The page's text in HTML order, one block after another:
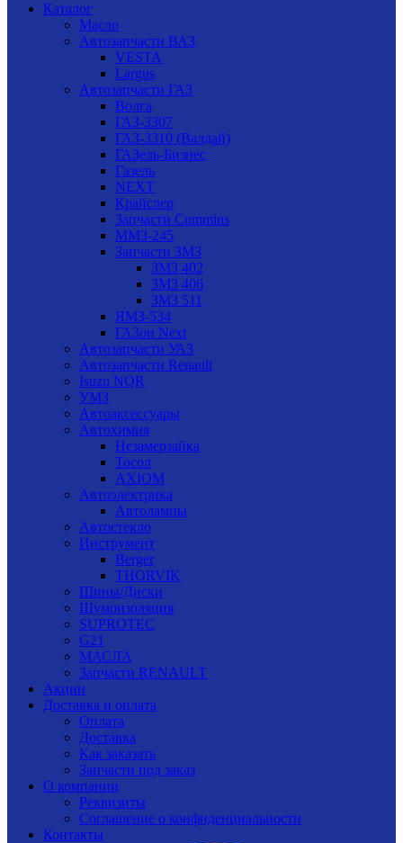
Каталог
Масло
Автозапчасти ВАЗ
VESTA
Largus
Автозапчасти ГАЗ
Волга
ГАЗ-3307
ГАЗ-3310 (Валдай)
ГАЗель-Бизнес
Газель
NEXT
Крайслер
Запчасти Cummins
ММЗ-245
Запчасти ЗМЗ
ЗМЗ 402
ЗМЗ 406
ЗМЗ 511
ЯМЗ-534
ГАЗон Next
Автозапчасти УАЗ
Автозапчасти Renault
Isuzu NQR
УМЗ
Автоаксессуары
Автохимия
Незамерзайка
Тосол
AXIOM
Автоэлектрика
Автолампы
Автостекло
Инструмент
Berger
THORVIK
Шины/Диски
Шумоизоляция
SUPROTEC
G21
МАСЛА
Запчасти RENAULT
Акции
Доставка и оплата
Оплата
Доставка
Как заказать
Запчасти под заказ
О компании
Реквизиты
Соглашение о конфиденциальности
Контакты